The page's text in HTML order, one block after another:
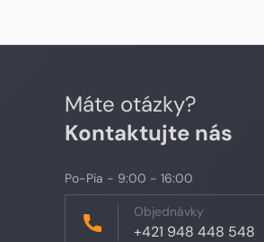
Máte otázky?
Kontaktujte nás
Po-Pia - 9:00 - 16:00
Objednávky
+421 948 448 548